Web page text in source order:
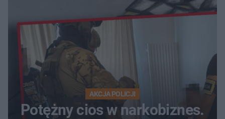
AKCJA POLICJI
Potężny cios w narkobiznes.